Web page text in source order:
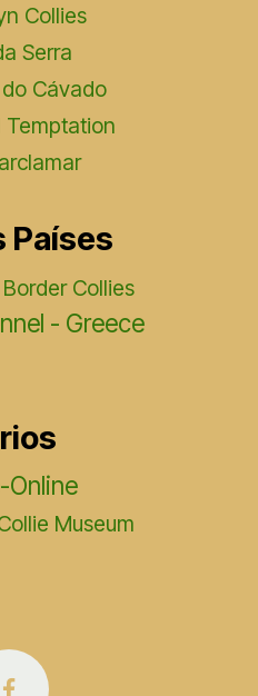
Collies
Serra
Cávado
Temptation
Países
Border Collies
- Greece
Online
Museum